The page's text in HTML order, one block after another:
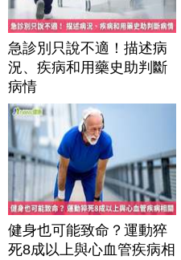
急診別只說不適！描述病
況、疾病和用藥史助判斷
病情
健身也可能致命？運動猝
死8成以上與心血管疾病相